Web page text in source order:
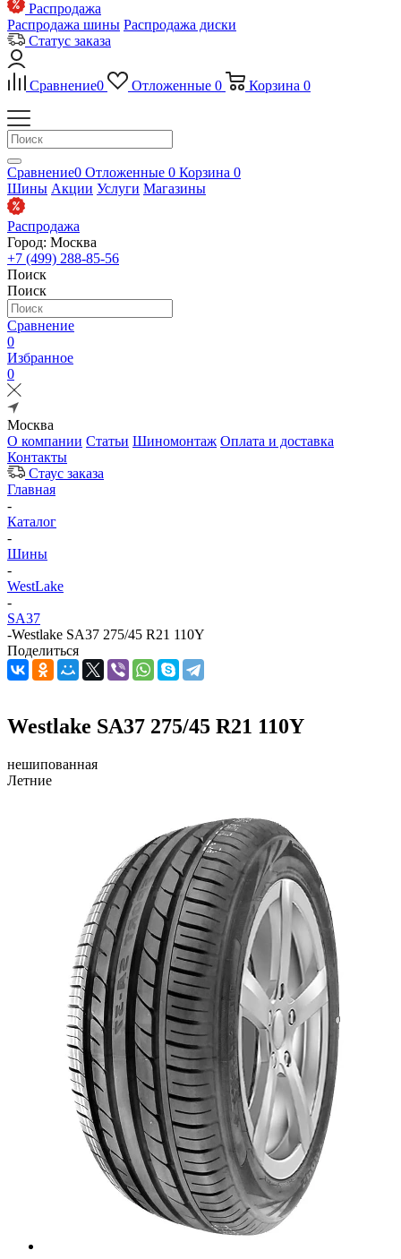
Распродажа
Распродажа шины Распродажа диски
Статус заказа
Сравнение0 Отложенные 0 Корзина 0
Сравнение0 Отложенные 0 Корзина 0
Шины Акции Услуги Магазины
Распродажа
Город: Москва
+7 (499) 288-85-56
Поиск
Поиск
Сравнение
0
Избранное
0
Москва
О компании Статьи Шиномонтаж Оплата и доставка
Контакты
Стаус заказа
Главная
-
Каталог
-
Шины
-
WestLake
-
SA37
-Westlake SA37 275/45 R21 110Y
Поделиться
Westlake SA37 275/45 R21 110Y
нешипованная
Летние